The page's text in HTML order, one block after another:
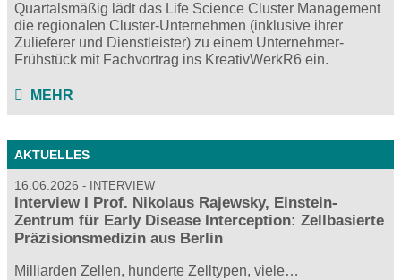
Quartalsmäßig lädt das Life Science Cluster Management
die regionalen Cluster-Unternehmen (inklusive ihrer
Zulieferer und Dienstleister) zu einem Unternehmer-
Frühstück mit Fachvortrag ins KreativWerkR6 ein.
MEHR
AKTUELLES
16.06.2026 INTERVIEW
Interview I Prof. Nikolaus Rajewsky, Einstein-
Zentrum für Early Disease Interception: Zellbasierte
Präzisionsmedizin aus Berlin
Milliarden Zellen, hunderte Zelltypen, viele…